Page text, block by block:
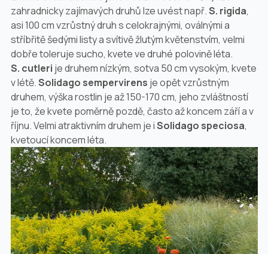
zahradnicky zajímavých druhů lze uvést např.S. rigida,
asi100 cmvzrůstný druh s celokrajnými, oválnými a
stříbřitě šedými listy a svítivě žlutým květenstvím, velmi
dobře toleruje sucho, kvete ve druhé polovině léta.
S. cutleri je druhem nízkým, sotva 50 cmvysokým, kvete
v létě.Solidago sempervirens je opět vzrůstným
druhem, výška rostlin je až 150-170 cm, jeho zvláštností
je to, že kvete poměrně pozdě, často až koncem září a v
říjnu. Velmi atraktivním druhem je iSolidago speciosa,
kvetoucí koncem léta.